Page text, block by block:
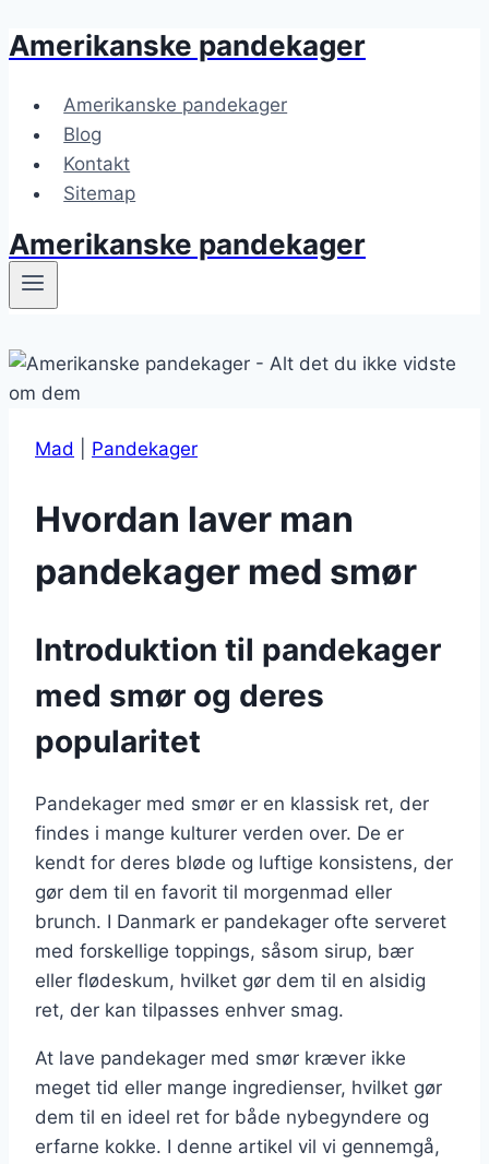
Fortsæt
indhold
Amerikanske pandekager
Amerikanske pandekager
Blog
Kontakt
Sitemap
Amerikanske pandekager
Mad Pandekager
Hvordan laver man
pandekager med smør
Introduktion til pandekager
med smør og deres
popularitet
Pandekager med smør er en klassisk ret, der
findes i mange kulturer verden over. De er
kendt for deres bløde og luftige konsistens, der
gør dem til en favorit til morgenmad eller
brunch. I Danmark er pandekager ofte serveret
med forskellige toppings, såsom sirup, bær
eller flødeskum, hvilket gør dem til en alsidig
ret, der kan tilpasses enhver smag.
At lave pandekager med smør kræver ikke
meget tid eller mange ingredienser, hvilket gør
dem til en ideel ret for både nybegyndere og
erfarne kokke. I denne artikel vil vi gennemgå,